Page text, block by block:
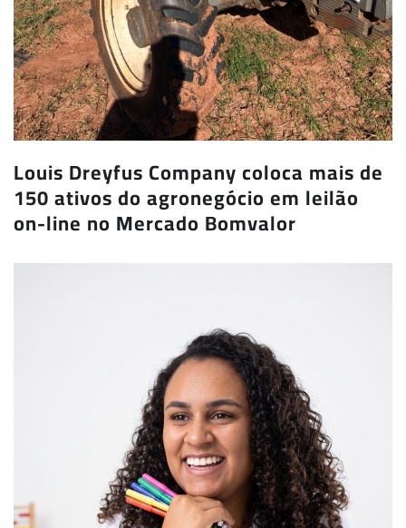
Louis Dreyfus Company coloca mais de
150 ativos do agronegócio em leilão
on-line no Mercado Bomvalor